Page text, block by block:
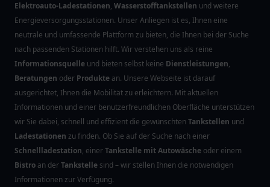
Elektroauto-Ladestationen, Wasserstofftankstellen und weitere
Energieversorgungsstationen. Unser Anliegen ist es, Ihnen eine
neutrale und umfassende Plattform zu bieten, die Ihnen bei der Suche
nach passenden Stationen hilft. Wir verstehen uns als reine
Informationsquelle und bieten selbst keine Dienstleistungen,
Beratungen oder Produkte an. Unsere Webseite ist darauf
ausgerichtet, Ihnen die Mobilität zu erleichtern. Mit aktuellen
Informationen und einer benutzerfreundlichen Oberfläche unterstützen
wir Sie dabei, schnell und effizient die gewünschtenTankstellen und
Ladestationen zu finden. Ob Sie auf der Suche nach einer
Schnellladestation, einerTankstelle mit Autowäsche oder einem
Bistro an derTankstelle sind – wir stellen Ihnen die notwendigen
Informationen zur Verfügung.